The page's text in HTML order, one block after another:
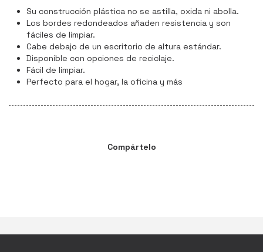
Su construcción plástica no se astilla, oxida ni abolla.
Los bordes redondeados añaden resistencia y son
fáciles de limpiar.
Cabe debajo de un escritorio de altura estándar.
Disponible con opciones de reciclaje.
Fácil de limpiar.
Perfecto para el hogar, la oficina y más
Compártelo